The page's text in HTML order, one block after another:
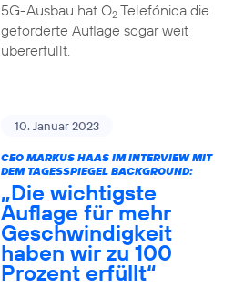
5G-Ausbau hat O2Telefónica die
geforderte Auflage sogar weit
übererfüllt.
10. Januar 2023
CEO MARKUS HAAS IM INTERVIEW MIT
DEM TAGESSPIEGEL BACKGROUND:
„Die wichtigste
Auflage für mehr
Geschwindigkeit
haben wir zu 100
Prozent erfüllt“